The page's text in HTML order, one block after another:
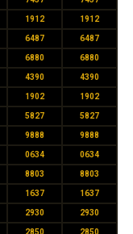
1912 1912
6487 6487
6880 6880
4390 4390
1902 1902
5827 5827
9888 9888
0634 0634
8803 8803
1637 1637
2930 2930